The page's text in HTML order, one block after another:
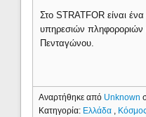
Στο SΤRATFOR είναι
υπηρεσιών πληφοροριών
Πενταγώνου.
Αναρτήθηκε από Unknown
Κατηγορία: Ελλάδα Κόσμος